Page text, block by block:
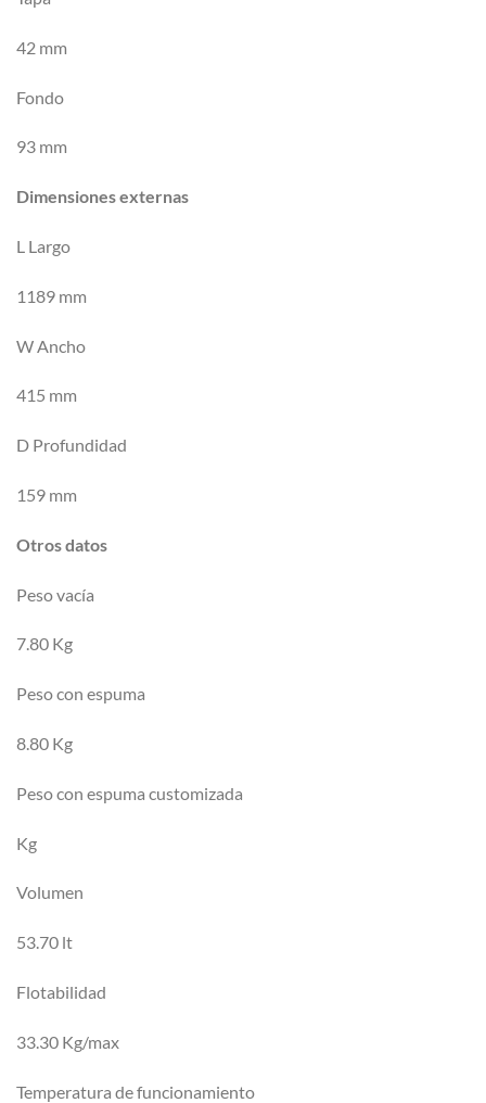
42 mm
Fondo
93 mm
Dimensiones externas
L Largo
1189 mm
W Ancho
415 mm
D Profundidad
159 mm
Otros datos
Peso vacía
7.80 Kg
Peso con espuma
8.80 Kg
Peso con espuma customizada
Kg
Volumen
53.70 lt
Flotabilidad
33.30 Kg/max
Temperatura de funcionamiento